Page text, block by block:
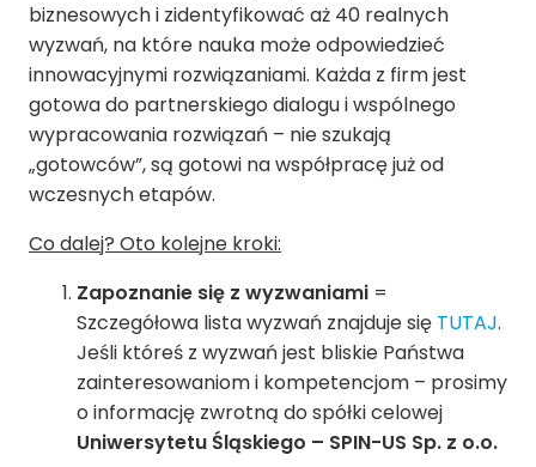
biznesowych i zidentyfikować aż 40 realnych
wyzwań, na które nauka może odpowiedzieć
innowacyjnymi rozwiązaniami. Każda z firm jest
gotowa do partnerskiego dialogu i wspólnego
wypracowania rozwiązań – nie szukają
„gotowców”, są gotowi na współpracę już od
wczesnych etapów.
Co dalej? Oto kolejne kroki:
Zapoznanie się z wyzwaniami =
Szczegółowa lista wyzwań znajduje się TUTAJ.
Jeśli któreś z wyzwań jest bliskie Państwa
zainteresowaniom i kompetencjom – prosimy
o informację zwrotną do spółki celowej
Uniwersytetu Śląskiego – SPIN-US Sp. z o.o.